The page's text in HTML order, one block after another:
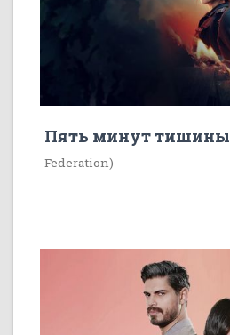
Пять минут тишины
Federation)